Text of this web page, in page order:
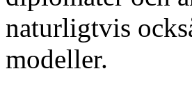
naturligtvis
modeller.